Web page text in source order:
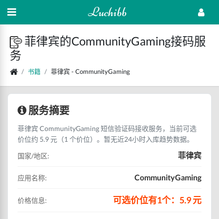
Luchibb
菲律宾的CommunityGaming接码服
务
书籍 菲律宾 - CommunityGaming
服务摘要
菲律宾 CommunityGaming 短信验证码接收服务，当前可选
价位约 5.9 元（1 个价位）。暂无近24小时入库趋势数据。
国家/地区:
菲律宾
应用名称: CommunityGaming
价格信息: 可选价位有1个：5.9 元